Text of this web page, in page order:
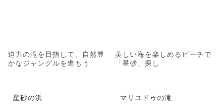
迫力の滝を目指して、自然豊
かなジャングルを進もう
美しい海を楽しめるビーチで
「星砂」探し
星砂の浜 マリユドゥの滝